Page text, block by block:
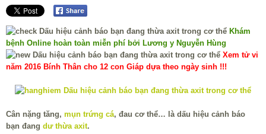
Khám
bệnh Online hoàn toàn miễn phí bởi Lương y Nguyễn Hùng
Xem tử vi
năm 2016 Bính Thân cho 12 con Giáp dựa theo ngày sinh !!!
Cân nặng tăng, mụn trứng cá, đau cơ thể… là dấu hiệu cảnh báo
bạn đang dư thừa axit.